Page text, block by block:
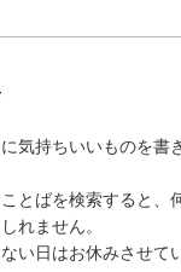
気持ちいいものを書
とばを検索すると、
れません。
い日はお休みさせて